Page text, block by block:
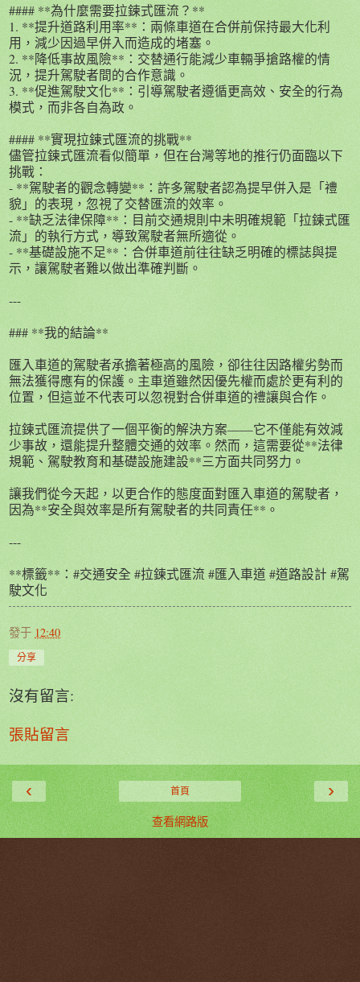
#### **為什麼需要拉鍊式匯流？**
1. **提升道路利用率**：兩條車道在合併前保持最大化利
用，減少因過早併入而造成的堵塞。
2. **降低事故風險**：交替通行能減少車輛爭搶路權的情
況，提升駕駛者間的合作意識。
3. **促進駕駛文化**：引導駕駛者遵循更高效、安全的行為
模式，而非各自為政。
#### **實現拉鍊式匯流的挑戰**
儘管拉鍊式匯流看似簡單，但在台灣等地的推行仍面臨以下
挑戰：
- **駕駛者的觀念轉變**：許多駕駛者認為提早併入是「禮
貌」的表現，忽視了交替匯流的效率。
- **缺乏法律保障**：目前交通規則中未明確規範「拉鍊式匯
流」的執行方式，導致駕駛者無所適從。
- **基礎設施不足**：合併車道前往往缺乏明確的標誌與提
示，讓駕駛者難以做出準確判斷。
---
### **我的結論**
匯入車道的駕駛者承擔著極高的風險，卻往往因路權劣勢而
無法獲得應有的保護。主車道雖然因優先權而處於更有利的
位置，但這並不代表可以忽視對合併車道的禮讓與合作。
拉鍊式匯流提供了一個平衡的解決方案——它不僅能有效減
少事故，還能提升整體交通的效率。然而，這需要從**法律
規範、駕駛教育和基礎設施建設**三方面共同努力。
讓我們從今天起，以更合作的態度面對匯入車道的駕駛者，
因為**安全與效率是所有駕駛者的共同責任**。
---
**標籤**：#交通安全 #拉鍊式匯流 #匯入車道 #道路設計 #駕
駛文化
發于 12:40
分享
沒有留言:
張貼留言
‹ ›
首頁
查看網路版